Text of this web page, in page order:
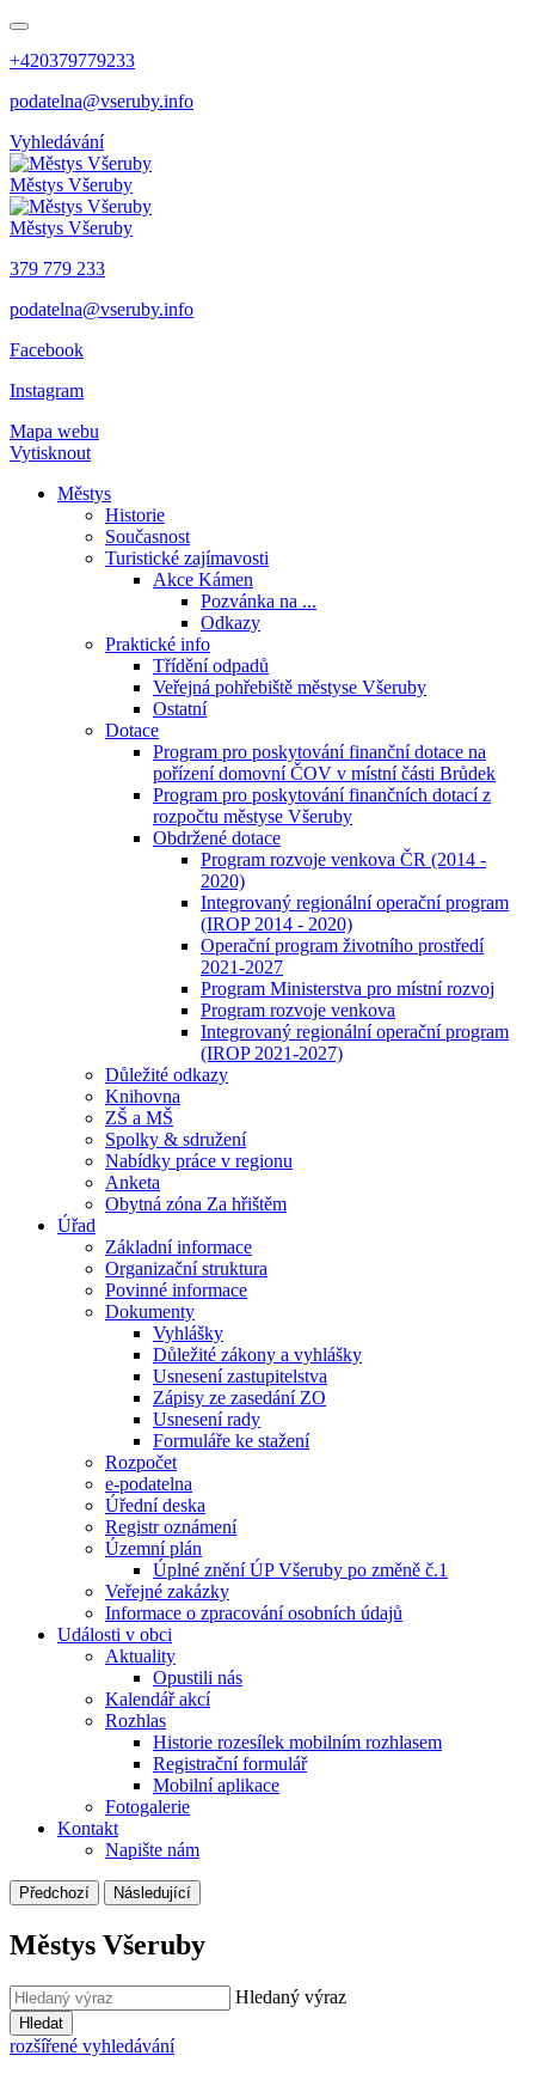
+420379779233
podatelna@vseruby.info
Vyhledávání
Městys Všeruby
Městys Všeruby
379 779 233
podatelna@vseruby.info
Facebook
Instagram
Mapa webu
Vytisknout
Městys
Historie
Současnost
Turistické zajímavosti
Akce Kámen
Pozvánka na ...
Odkazy
Praktické info
Třídění odpadů
Veřejná pohřebiště městyse Všeruby
Ostatní
Dotace
Program pro poskytování finanční dotace na
pořízení domovní ČOV v místní části Brůdek
Program pro poskytování finančních dotací z
rozpočtu městyse Všeruby
Obdržené dotace
Program rozvoje venkova ČR (2014 -
2020)
Integrovaný regionální operační program
(IROP 2014 - 2020)
Operační program životního prostředí
2021-2027
Program Ministerstva pro místní rozvoj
Program rozvoje venkova
Integrovaný regionální operační program
(IROP 2021-2027)
Důležité odkazy
Knihovna
ZŠ a MŠ
Spolky & sdružení
Nabídky práce v regionu
Anketa
Obytná zóna Za hřištěm
Úřad
Základní informace
Organizační struktura
Povinné informace
Dokumenty
Vyhlášky
Důležité zákony a vyhlášky
Usnesení zastupitelstva
Zápisy ze zasedání ZO
Usnesení rady
Formuláře ke stažení
Rozpočet
e-podatelna
Úřední deska
Registr oznámení
Územní plán
Úplné znění ÚP Všeruby po změně č.1
Veřejné zakázky
Informace o zpracování osobních údajů
Události v obci
Aktuality
Opustili nás
Kalendář akcí
Rozhlas
Historie rozesílek mobilním rozhlasem
Registrační formulář
Mobilní aplikace
Fotogalerie
Kontakt
Napište nám
Předchozí Následující
Městys Všeruby
Hledaný výraz
Hledat
rozšířené vyhledávání